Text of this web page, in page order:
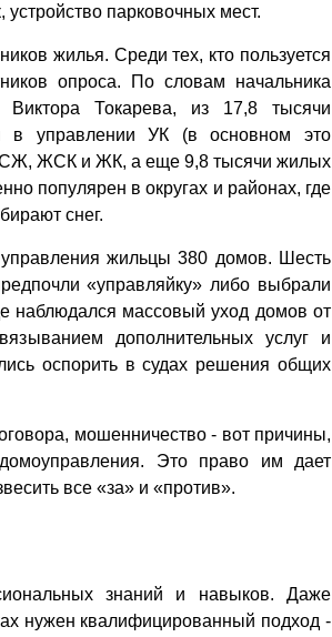
парковочных мест.
жилья. Среди тех, кто пользуется
опроса. По словам начальника
Виктора Токарева, из 17,8 тысячи
в управлении УК (в основном это
ЖСК и ЖК, а еще 9,8 тысячи жилых
популярен в округах и районах, где
снег.
жильцы 380 домов. Шесть
«управляйку» либо выбрали
наблюдался массовый уход домов от
дополнительных услуг и
оспорить в судах решения общих
мошенничество - вот причины,
Это право им дает
все «за» и «против».
знаний и навыков. Даже
нужен квалифицированный подход -